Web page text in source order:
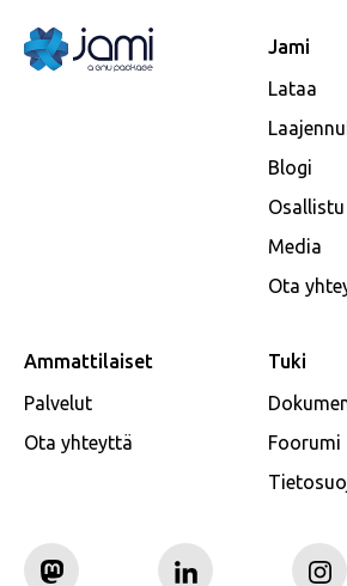
Jami
Lataa
Blogi
Osallistu
Media
Ota
Ammattilaiset
Palvelut
Ota yhteyttä
Tuki
Foorumi